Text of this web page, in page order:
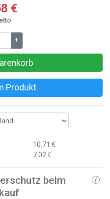
€
+
Produkt
10.71 €
7.02 €
beim